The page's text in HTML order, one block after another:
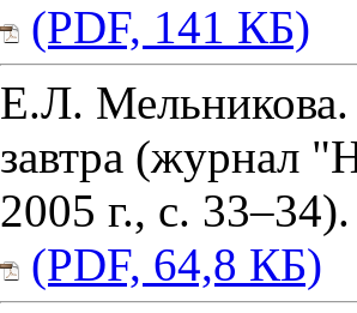
(PDF, 141 КБ)
Е.Л. Мельникова.
завтра (журнал
2005 г., с. 33–34).
(PDF, 64,8 КБ)